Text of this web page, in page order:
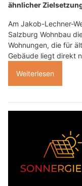
ähnlicher
Am Jakob-Lechner-
Salzburg Wohnbau
Wohnungen, die für
Gebäude liegt direkt
Weiterlesen